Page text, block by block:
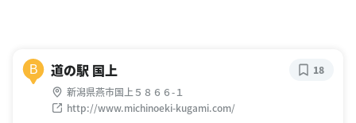
B 道の駅 国上
新潟県燕市国上５８６６-１
http://www.michinoeki-kugami.com/
18